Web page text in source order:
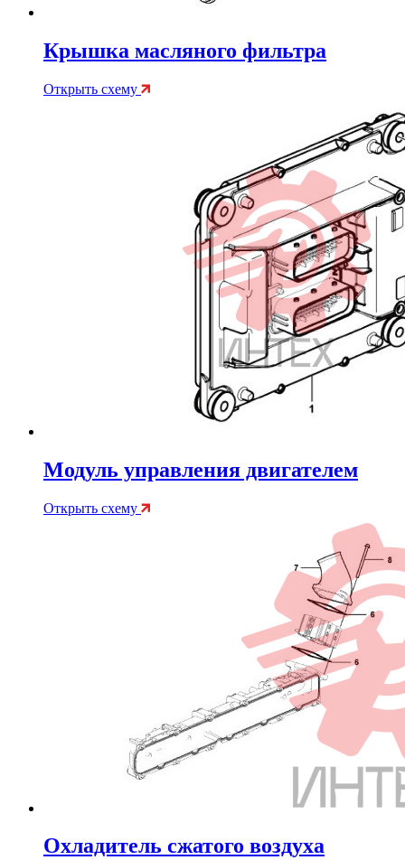
Крышка масляного фильтра
Открыть схему
Модуль управления двигателем
Открыть схему
Охладитель сжатого воздуха